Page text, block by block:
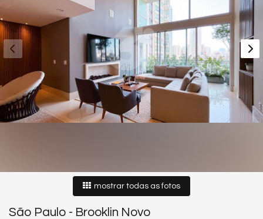
mostrar todas as fotos
São Paulo - Brooklin Novo